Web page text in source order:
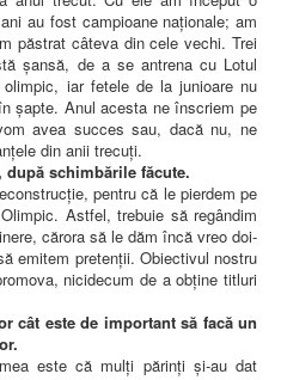
au fost campioane naționale; am
păstrat câteva din cele vechi. Trei
șansă, de a se antrena cu Lotul
iar fetele de la junioare nu
șapte. Anul acesta ne înscriem pe
avea succes sau, dacă nu, ne
din anii trecuți.
schimbările făcute.
pentru că le pierdem pe
Astfel, trebuie să regândim
cărora să le dăm încă vreo doi-
emitem pretenții. Obiectivul nostru
nicidecum de a obține titluri
cât este de important să facă un
este că mulți părinți și-au dat